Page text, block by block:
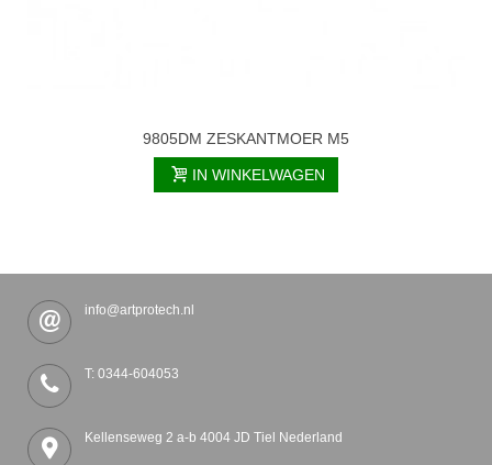
9805DM ZESKANTMOER M5
IN WINKELWAGEN
info@artprotech.nl
T: 0344-604053
Kellenseweg 2 a-b 4004 JD Tiel Nederland